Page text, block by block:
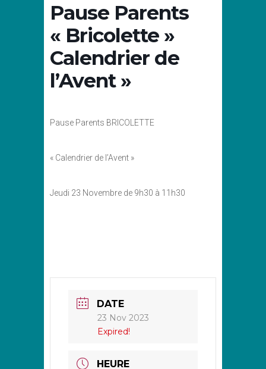
Pause Parents
« Bricolette »
Calendrier de
l’Avent »
Pause Parents BRICOLETTE
« Calendrier de l’Avent »
Jeudi 23 Novembre de 9h30 à 11h30
DATE
23 Nov 2023
Expired!
HEURE